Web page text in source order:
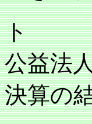
ト
公益法
決算の